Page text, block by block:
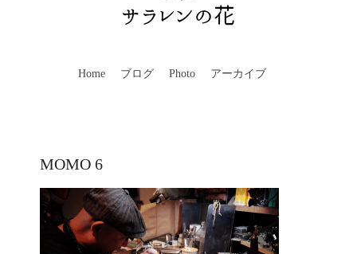
Home ブログ Photo アーカイブ
MOMO 6